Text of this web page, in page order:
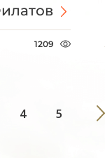
1209
4 5